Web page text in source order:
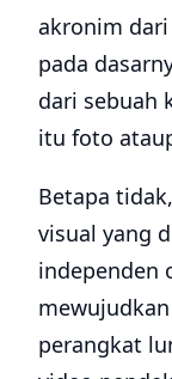
akronim dari
pada
dari sebuah
itu foto
Betapa
visual yang
independen
perangkat